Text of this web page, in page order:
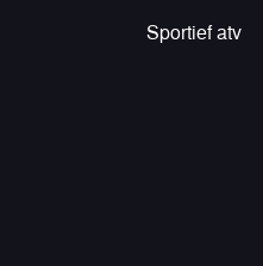
Sportief atv